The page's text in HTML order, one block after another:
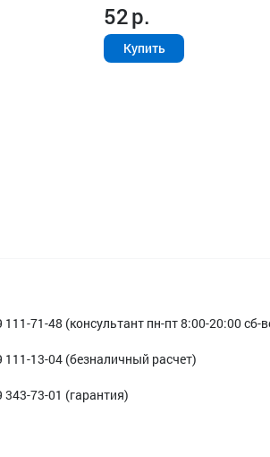
52р.
Купить
111-71-48 (консультант пн-пт 8:00-20:00 сб-
111-13-04 (безналичный расчет)
343-73-01 (гарантия)